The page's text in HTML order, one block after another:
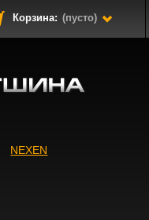
Корзина: (пусто)
NEXEN